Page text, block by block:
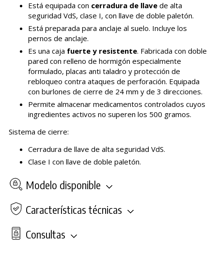
Está equipada con cerradura de llavede alta
seguridad VdS, clase I, con llave de doble paletón.
Está preparada para anclaje al suelo. Incluye los
pernos de anclaje.
Es una caja fuerte y resistente. Fabricada con doble
pared con relleno de hormigón especialmente
formulado, placas anti taladro y protección de
rebloqueo contra ataques de perforación. Equipada
con burlones de cierre de 24 mm y de 3 direcciones.
Permite almacenar medicamentos controlados cuyos
ingredientes activos no superen los 500 gramos.
Sistema de cierre:
Cerradura de llave de alta seguridad VdS.
Clase I con llave de doble paletón.
Modelo disponible
Características técnicas
Consultas